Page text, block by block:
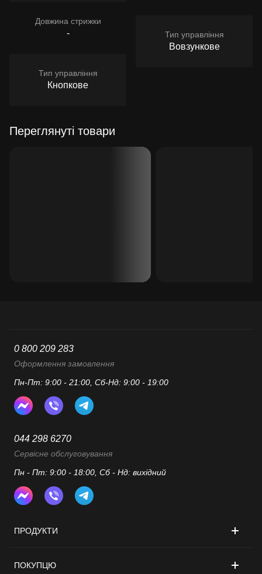
Довжина стрижки
-
Тип управління
Кнопкове
Тип управління
Вовзункове
Переглянуті товари
ПРОДУКТИ
ПОКУПЦЮ
0 800 209 283
Оформлення замовлення
Пн-Пт: 9:00 - 21:00, Сб-Нд: 9:00 - 19:00
044 298 6270
Сервісне обслуговування
Пн - Пт: 9:00 - 18:00, Сб - Нд: вихідний